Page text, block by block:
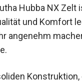
Hubba NX
und Komfort
angenehm